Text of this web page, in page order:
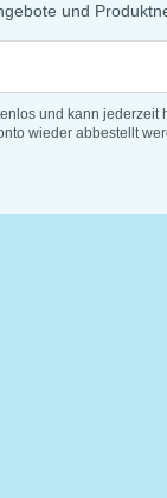
und
und kann jederzeit
wieder abbestellt